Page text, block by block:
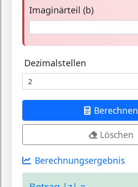
Imaginärteil (b)
Dezimalstellen
Berechnen
Löschen
Berechnungsergebnis